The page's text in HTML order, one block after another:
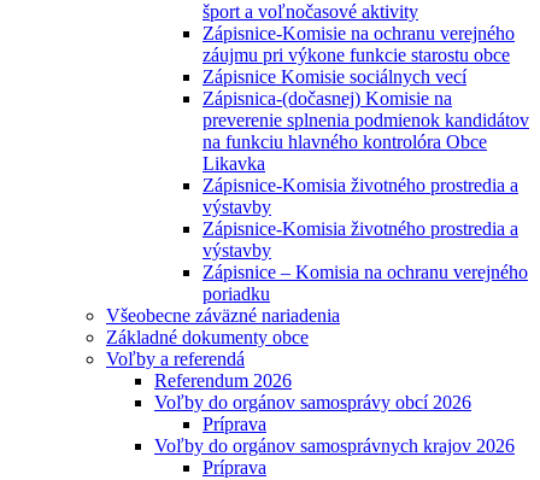
šport a voľnočasové aktivity
Zápisnice-Komisie na ochranu verejného
záujmu pri výkone funkcie starostu obce
Zápisnice Komisie sociálnych vecí
Zápisnica-(dočasnej) Komisie na
preverenie splnenia podmienok kandidátov
na funkciu hlavného kontrolóra Obce
Likavka
Zápisnice-Komisia životného prostredia a
výstavby
Zápisnice-Komisia životného prostredia a
výstavby
Zápisnice – Komisia na ochranu verejného
poriadku
Všeobecne záväzné nariadenia
Základné dokumenty obce
Voľby a referendá
Referendum 2026
Voľby do orgánov samosprávy obcí 2026
Príprava
Voľby do orgánov samosprávnych krajov 2026
Príprava